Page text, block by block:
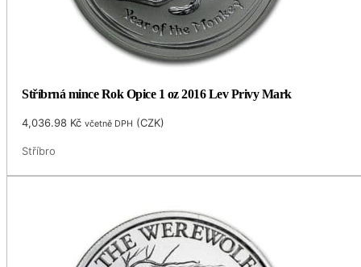
Stříbrná mince Rok Opice 1 oz 2016 Lev Privy Mark
4,036.98 Kč včetně DPH (CZK)
Stříbro